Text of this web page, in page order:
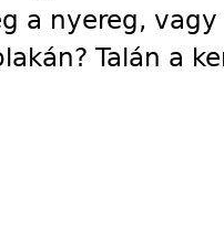
a nyereg,
Talán a